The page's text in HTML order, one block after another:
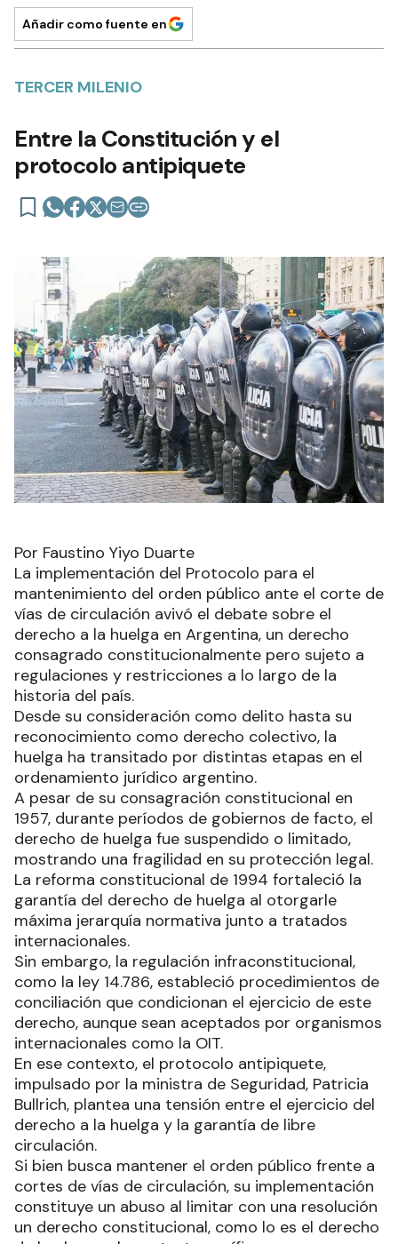
Añadir como fuente en
TERCER MILENIO
Entre la Constitución y el
protocolo antipiquete
Por Faustino Yiyo Duarte
La implementación del Protocolo para el
mantenimiento del orden público ante el corte de
vías de circulación avivó el debate sobre el
derecho a la huelga en Argentina, un derecho
consagrado constitucionalmente pero sujeto a
regulaciones y restricciones a lo largo de la
historia del país.
Desde su consideración como delito hasta su
reconocimiento como derecho colectivo, la
huelga ha transitado por distintas etapas en el
ordenamiento jurídico argentino.
A pesar de su consagración constitucional en
1957, durante períodos de gobiernos de facto, el
derecho de huelga fue suspendido o limitado,
mostrando una fragilidad en su protección legal.
La reforma constitucional de 1994 fortaleció la
garantía del derecho de huelga al otorgarle
máxima jerarquía normativa junto a tratados
internacionales.
Sin embargo, la regulación infraconstitucional,
como la ley 14.786, estableció procedimientos de
conciliación que condicionan el ejercicio de este
derecho, aunque sean aceptados por organismos
internacionales como la OIT.
En ese contexto, el protocolo antipiquete,
impulsado por la ministra de Seguridad, Patricia
Bullrich, plantea una tensión entre el ejercicio del
derecho a la huelga y la garantía de libre
circulación.
Si bien busca mantener el orden público frente a
cortes de vías de circulación, su implementación
constituye un abuso al limitar con una resolución
un derecho constitucional, como lo es el derecho